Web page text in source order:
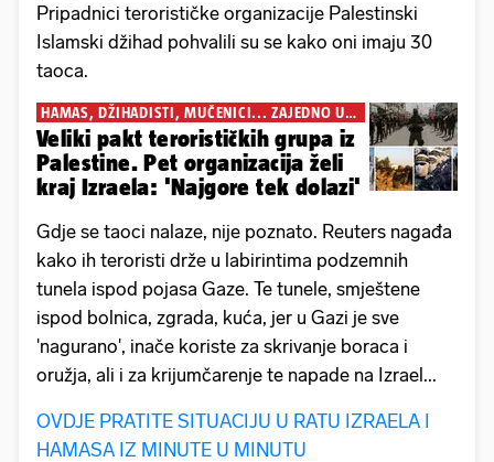
Pripadnici terorističke organizacije Palestinski
Islamski džihad pohvalili su se kako oni imaju 30
taoca.
HAMAS, DŽIHADISTI, MUČENICI... ZAJEDNO U
AKCIJI
Veliki pakt terorističkih grupa iz
Palestine. Pet organizacija želi
kraj Izraela: 'Najgore tek dolazi'
Gdje se taoci nalaze, nije poznato. Reuters nagađa
kako ih teroristi drže u labirintima podzemnih
tunela ispod pojasa Gaze. Te tunele, smještene
ispod bolnica, zgrada, kuća, jer u Gazi je sve
'nagurano', inače koriste za skrivanje boraca i
oružja, ali i za krijumčarenje te napade na Izrael...
OVDJE PRATITE SITUACIJU U RATU IZRAELA I
HAMASA IZ MINUTE U MINUTU